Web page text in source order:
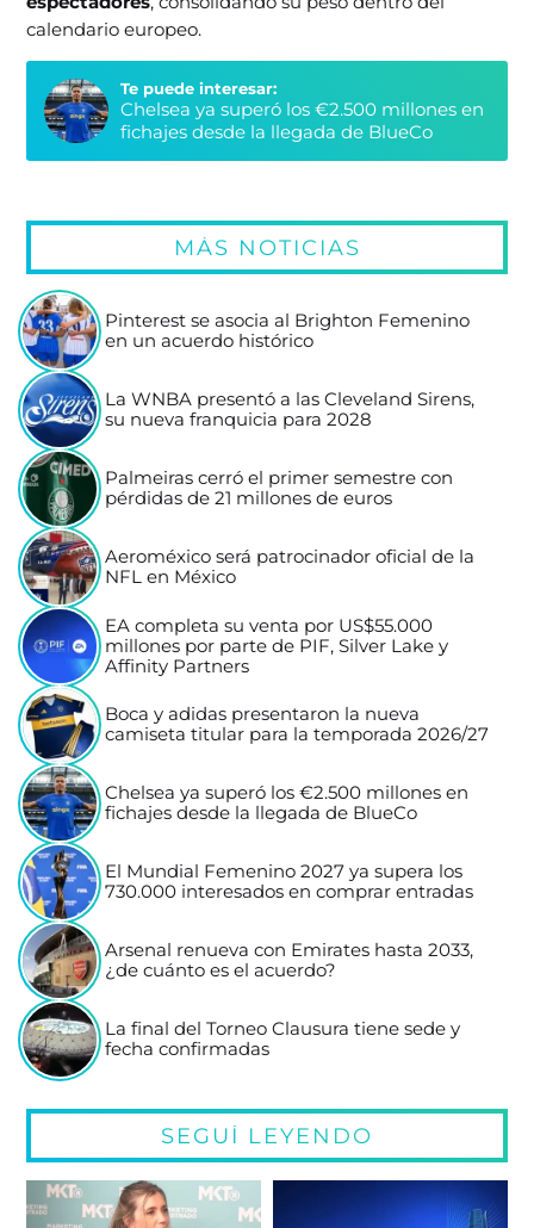
calendario europeo.
Te puede interesar:
Chelsea ya superó los €2.500 millones en
fichajes desde la llegada de BlueCo
MÁS NOTICIAS
Pinterest se asocia al Brighton Femenino
en un acuerdo histórico
La WNBA presentó a las Cleveland Sirens,
su nueva franquicia para 2028
Palmeiras cerró el primer semestre con
pérdidas de 21 millones de euros
Aeroméxico será patrocinador oficial de la
NFL en México
EA completa su venta por US$55.000
millones por parte de PIF, Silver Lake y
Affinity Partners
Boca y adidas presentaron la nueva
camiseta titular para la temporada 2026/27
Chelsea ya superó los €2.500 millones en
fichajes desde la llegada de BlueCo
El Mundial Femenino 2027 ya supera los
730.000 interesados en comprar entradas
Arsenal renueva con Emirates hasta 2033,
¿de cuánto es el acuerdo?
La final del Torneo Clausura tiene sede y
fecha confirmadas
SEGUÍ LEYENDO